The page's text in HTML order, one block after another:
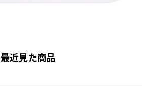
最近見た商品